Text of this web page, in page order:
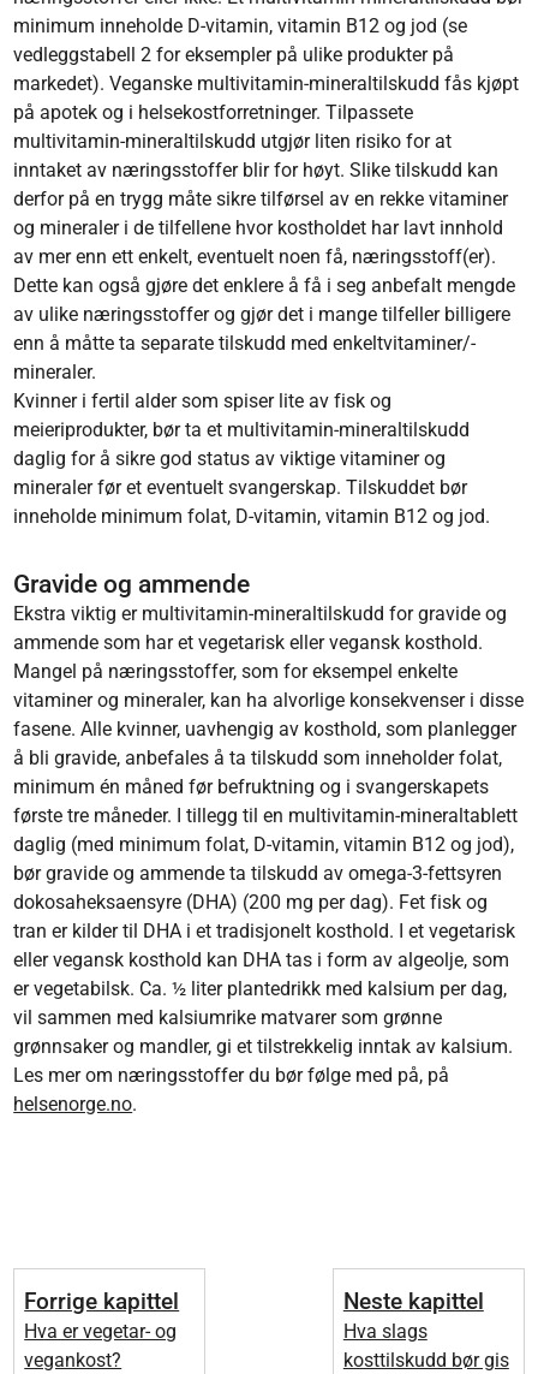
minimum inneholde D-vitamin, vitamin B12 og jod (se
vedleggstabell 2 for eksempler på ulike produkter på
markedet). Veganske multivitamin-mineraltilskudd fås kjøpt
på apotek og i helsekostforretninger. Tilpassete
multivitamin-mineraltilskudd utgjør liten risiko for at
inntaket av næringsstoffer blir for høyt. Slike tilskudd kan
derfor på en trygg måte sikre tilførsel av en rekke vitaminer
og mineraler i de tilfellene hvor kostholdet har lavt innhold
av mer enn ett enkelt, eventuelt noen få, næringsstoff(er).
Dette kan også gjøre det enklere å få i seg anbefalt mengde
av ulike næringsstoffer og gjør det i mange tilfeller billigere
enn å måtte ta separate tilskudd med enkeltvitaminer/-
mineraler.
Kvinner i fertil alder som spiser lite av fisk og
meieriprodukter, bør ta et multivitamin-mineraltilskudd
daglig for å sikre god status av viktige vitaminer og
mineraler før et eventuelt svangerskap. Tilskuddet bør
inneholde minimum folat, D-vitamin, vitamin B12 og jod.
Gravide og ammende
Ekstra viktig er multivitamin-mineraltilskudd for gravide og
ammende som har et vegetarisk eller vegansk kosthold.
Mangel på næringsstoffer, som for eksempel enkelte
vitaminer og mineraler, kan ha alvorlige konsekvenser i disse
fasene. Alle kvinner, uavhengig av kosthold, som planlegger
å bli gravide, anbefales å ta tilskudd som inneholder folat,
minimum én måned før befruktning og i svangerskapets
første tre måneder. I tillegg til en multivitamin-mineraltablett
daglig (med minimum folat, D-vitamin, vitamin B12 og jod),
bør gravide og ammende ta tilskudd av omega-3-fettsyren
dokosaheksaensyre (DHA) (200 mg per dag). Fet fisk og
tran er kilder til DHA i et tradisjonelt kosthold. I et vegetarisk
eller vegansk kosthold kan DHA tas i form av algeolje, som
er vegetabilsk. Ca. ½ liter plantedrikk med kalsium per dag,
vil sammen med kalsiumrike matvarer som grønne
grønnsaker og mandler, gi et tilstrekkelig inntak av kalsium.
Les mer om næringsstoffer du bør følge med på, på
helsenorge.no.
Forrige kapittel
Hva er vegetar- og
vegankost?
Neste kapittel
Hva slags
kosttilskudd bør gis